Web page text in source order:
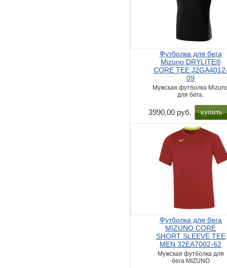
Футболка для бега
Mizuno DRYLITE®
CORE TEE
09
Мужская футболка
для бега.
3990,00 руб. купить
Футболка для бега
MIZUNO CORE
SHORT SLEEVE TEE
MEN 32EA7002-62
Мужская футболка для
бега MIZUNO